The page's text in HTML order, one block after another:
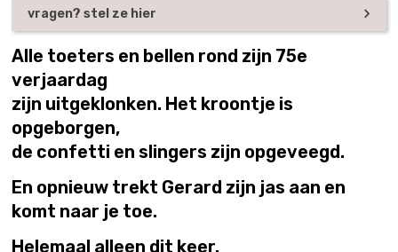
Alle toeters en bellen rond zijn 75e
verjaardag
zijn uitgeklonken. Het kroontje is
opgeborgen,
de confetti en slingers zijn opgeveegd.
En opnieuw trekt Gerard zijn jas aan en
komt naar je toe.
Helemaal alleen dit keer.
vragen? stel ze hier